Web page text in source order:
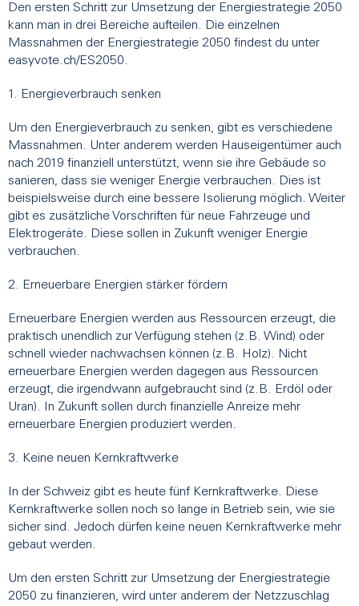
Den ersten Schritt zur Umsetzung der Energiestrategie 2050
kann man in drei Bereiche aufteilen. Die einzelnen
Massnahmen der Energiestrategie 2050 findest du unter
easyvote.ch/ES2050.
1. Energieverbrauch senken
Um den Energieverbrauch zu senken, gibt es verschiedene
Massnahmen. Unter anderem werden Hauseigentümer auch
nach 2019 finanziell unterstützt, wenn sie ihre Gebäude so
sanieren, dass sie weniger Energie verbrauchen. Dies ist
beispielsweise durch eine bessere Isolierung möglich. Weiter
gibt es zusätzliche Vorschriften für neue Fahrzeuge und
Elektrogeräte. Diese sollen in Zukunft weniger Energie
verbrauchen.
2. Erneuerbare Energien stärker fördern
Erneuerbare Energien werden aus Ressourcen erzeugt, die
praktisch unendlich zur Verfügung stehen (z.B. Wind) oder
schnell wieder nachwachsen können (z.B. Holz). Nicht
erneuerbare Energien werden dagegen aus Ressourcen
erzeugt, die irgendwann aufgebraucht sind (z.B. Erdöl oder
Uran). In Zukunft sollen durch finanzielle Anreize mehr
erneuerbare Energien produziert werden.
3. Keine neuen Kernkraftwerke
In der Schweiz gibt es heute fünf Kernkraftwerke. Diese
Kernkraftwerke sollen noch so lange in Betrieb sein, wie sie
sicher sind. Jedoch dürfen keine neuen Kernkraftwerke mehr
gebaut werden.
Um den ersten Schritt zur Umsetzung der Energiestrategie
2050 zu finanzieren, wird unter anderem der Netzzuschlag